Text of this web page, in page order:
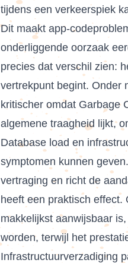
tijdens een verkeerspiek
Dit maakt app-
onderliggende oorzaak
precies dat verschil zien:
vertrekpunt begint. Onder
kritischer omdat Garbage
algemene traagheid lijkt,
Database load en
symptomen kunnen
vertraging en richt de
heeft een praktisch
makkelijkst aanwijsbaar
worden, terwijl het
Infrastructuurverzadiging